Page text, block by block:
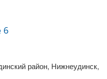
6
район, Нижнеудинск,